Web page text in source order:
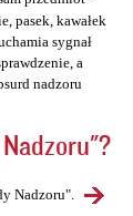
pasek, kawałek
sygnał
a
nadzoru
Nadzoru".